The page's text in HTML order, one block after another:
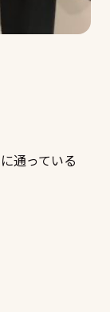
通っている